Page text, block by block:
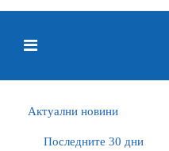
Актуални новини
Последните 30 дни